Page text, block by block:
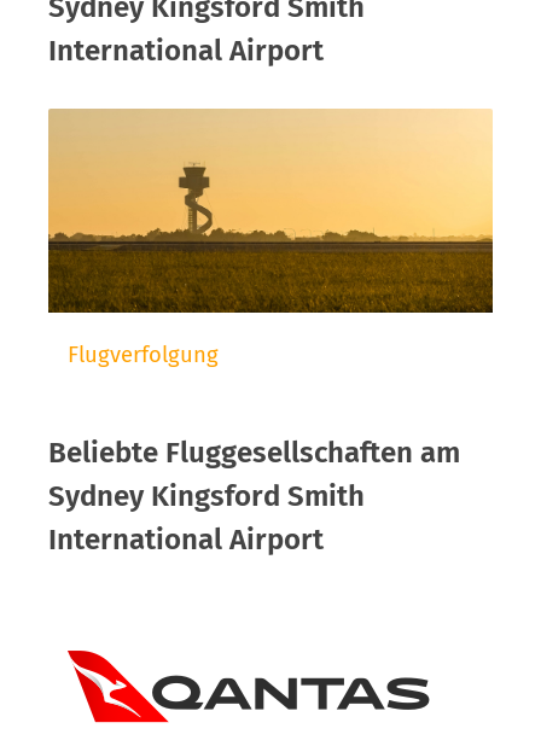
Sydney Kingsford Smith
International Airport
Flugverfolgung
Beliebte Fluggesellschaften am
Sydney Kingsford Smith
International Airport